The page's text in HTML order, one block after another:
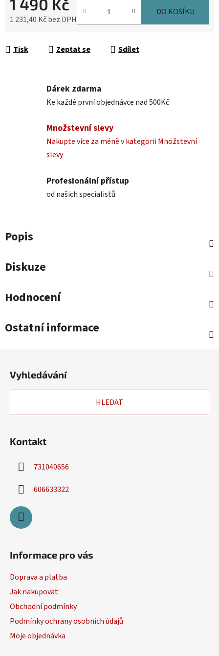
1 490 Kč
1 231,40 Kč bez DPH
DO KOŠÍKU
Tisk Zeptat se Sdílet
Dárek zdarma
Ke každé první objednávce nad 500Kč
Množstevní slevy
Nakupte více za méně v kategorii Množstevní
slevy
Profesionální přístup
od našich specialistů
Popis
Diskuze
Hodnocení
Ostatní informace
Vyhledávání
HLEDAT
Kontakt
731040656
606633322
Informace pro vás
Doprava a platba
Jak nakupovat
Obchodní podmínky
Podmínky ochrany osobních údajů
Moje objednávka